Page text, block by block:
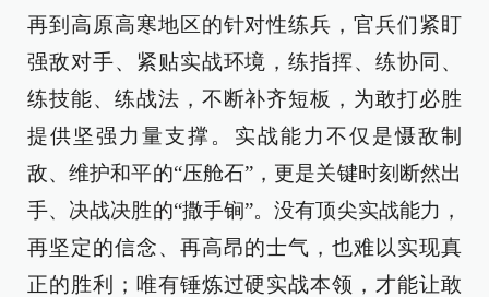
再到高原高寒地区的针对性练兵，官兵们紧盯
强敌对手、紧贴实战环境，练指挥、练协同、
练技能、练战法，不断补齐短板，为敢打必胜
提供坚强力量支撑。实战能力不仅是慑敌制
敌、维护和平的“压舱石”，更是关键时刻断然出
手、决战决胜的“撒手锏”。没有顶尖实战能力，
再坚定的信念、再高昂的士气，也难以实现真
正的胜利；唯有锤炼过硬实战本领，才能让敢